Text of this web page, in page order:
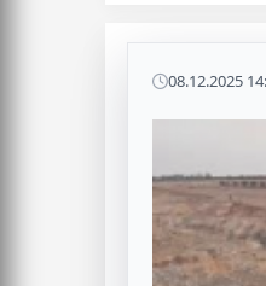
08.12.2025